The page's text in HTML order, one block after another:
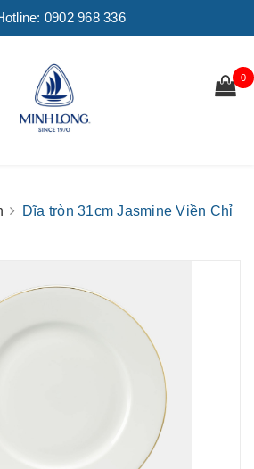
0902 968 336
0
Dĩa tròn 31cm Jasmine Viền Chỉ